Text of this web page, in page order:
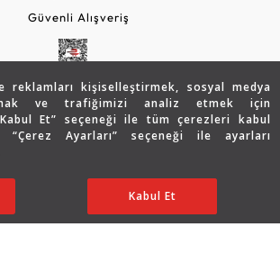
reklamları kişiselleştirmek, sosyal medya
ve trafiğimizi analiz etmek için
Et” seçeneği ile tüm çerezleri kabul
“Çerez Ayarları” seçeneği ile ayarları
Ayarları Düzenle
Kabul Et
SATIN ALIN
Güvenli Alışveriş
Assos Pırlanta - Bu sitenin tüm hakları